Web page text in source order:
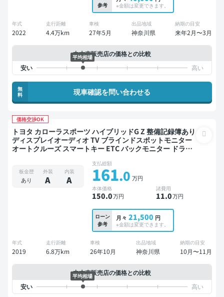
参考
※金額は変更できます。
年式
2022
走行距離
4.4万km
車検
27年5月
出品地域
神奈川県
納期の目安
来年2月〜3月
中古車販売店の価格との比較
平均相場
無
料
現車確認を問い合わせる
価格交渉OK
トヨタ カローラスポーツ ハイブリッドG Z 整備記録簿あり
ディスプレイオーディオ TV ブラインドスポットモニター
オートクルーズ スマートキー ETC バックモニター ドライ
板金歴
あり
外装
A
内装
A
支払総額
161.0 万円
本体価格
150.0万円
諸費用
11.0万円
ローン
参考
月々 21,500 円
※金額は変更できます。
年式
2019
走行距離
6.8万km
車検
26年10月
出品地域
神奈川県
納期の目安
10月〜11月
中古車販売店の価格との比較
平均相場